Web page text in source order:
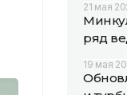
21 мая
ряд
19 мая